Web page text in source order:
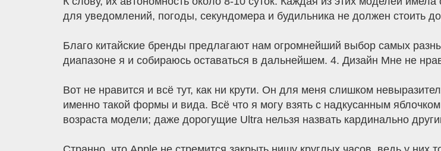
для уведомлений, погоды, секундомера и будильника не должен стоить
Благо китайские бренды предлагают нам огромнейший выбор самых
диапазоне я и собираюсь оставаться в дальнейшем. 4. Дизайн Мне не
Вот не нравится и всё тут, как ни крути. Он для меня слишком
именно такой формы и вида. Всё что я могу взять с надкусанным
возраста модели; даже дорогущие Ultra нельзя назвать кардинально